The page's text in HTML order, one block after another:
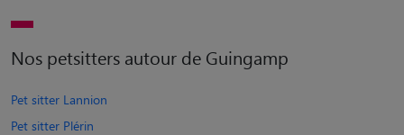
Nos petsitters autour de Guingamp
Pet sitter Lannion
Pet sitter Plérin